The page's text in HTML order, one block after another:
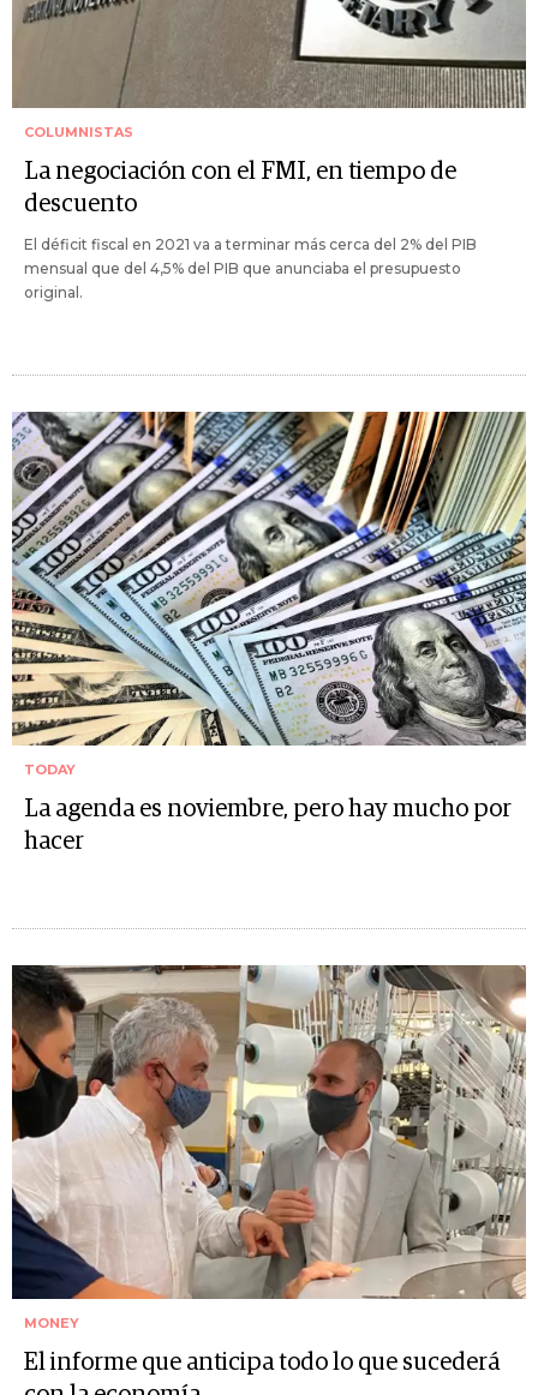
COLUMNISTAS
La negociación con el FMI, en tiempo de
descuento
El déficit fiscal en 2021 va a terminar más cerca del 2% del PIB
mensual que del 4,5% del PIB que anunciaba el presupuesto
original.
TODAY
La agenda es noviembre, pero hay mucho por
hacer
MONEY
El informe que anticipa todo lo que sucederá